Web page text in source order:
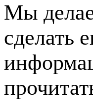
Мы
сделать